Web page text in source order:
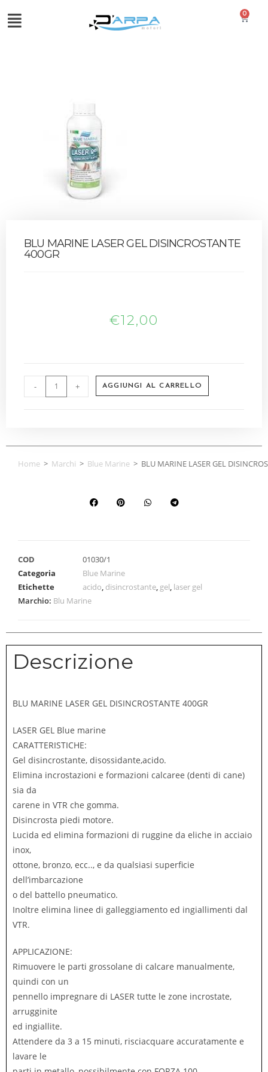
0
BLU MARINE LASER GEL DISINCROSTANTE
400GR
€12,00
- + AGGIUNGI AL CARRELLO
Home > Marchi > Blue Marine > BLU MARINE LASER GEL
COD
01030/1
Categoria
Blue Marine
Etichette
acido, disincrostante, gel, laser gel
Marchio: Blu Marine
Descrizione
BLU MARINE LASER GEL DISINCROSTANTE 400GR
LASER GEL Blue marine
CARATTERISTICHE:
Gel disincrostante, disossidante,acido.
Elimina incrostazioni e formazioni calcaree (denti di cane)
sia da
carene in VTR che gomma.
Disincrosta piedi motore.
Lucida ed elimina formazioni di ruggine da eliche in acciaio
inox,
ottone, bronzo, ecc.., e da qualsiasi superficie
dell’imbarcazione
o del battello pneumatico.
Inoltre elimina linee di galleggiamento ed ingiallimenti dal
VTR.
APPLICAZIONE:
Rimuovere le parti grossolane di calcare manualmente,
quindi con un
pennello impregnare di LASER tutte le zone incrostate,
arrugginite
ed ingiallite.
Attendere da 3 a 15 minuti, risciacquare accuratamente e
lavare le